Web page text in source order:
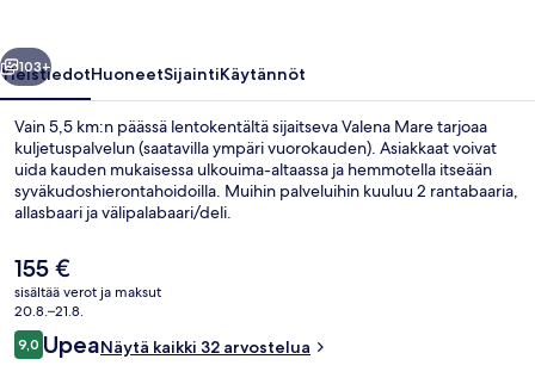
Seuraava
103+
YleistiedotHuoneetSijaintiKäytännöt
Vain 5,5 km:n päässä lentokentältä sijaitseva Valena Mare tarjoaa
kuljetuspalvelun (saatavilla ympäri vuorokauden). Asiakkaat voivat
uida kauden mukaisessa ulkouima-altaassa ja hemmotella itseään
syväkudoshierontahoidoilla. Muihin palveluihin kuuluu 2 rantabaaria,
allasbaari ja välipalabaari/deli.
Nykyinen
hinta
on
155 €
155 €
sisältää verot ja maksut
20.8.–21.8.
Arvostelut
9,09,0 kautta 10.
UpeaNäytä kaikki 32 arvostelua